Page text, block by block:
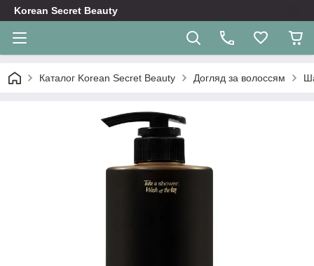
Korean Secret Beauty
Каталог Korean Secret Beauty Догляд за волоссям